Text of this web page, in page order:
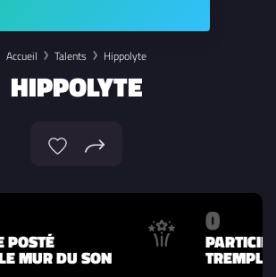
Accueil Talents Hippolyte
HIPPOLYTE
POSTÉ
MUR DU SON
0